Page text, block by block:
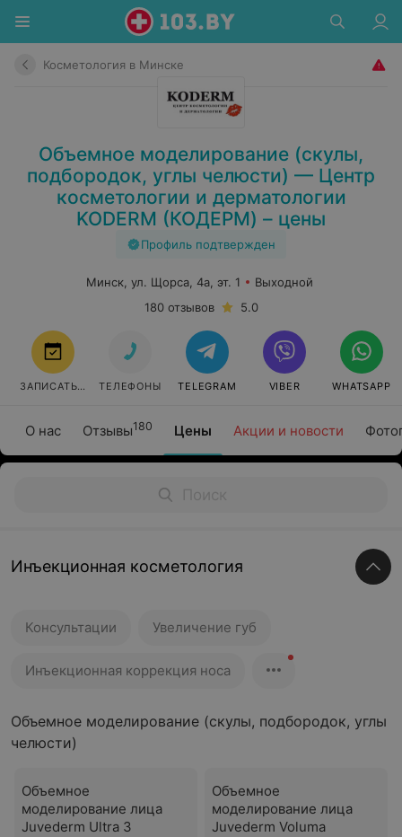
Косметология в Минске
Объемное моделирование (скулы,
подбородок, углы челюсти) — Центр
косметологии и дерматологии
KODERM (КОДЕРМ) – цены
Профиль подтвержден
О нас Отзывы180 Цены Акции и новости
Минск, ул. Щорса, 4а, эт. 1
Выходной
180 отзывов
5.0
ЗАПИСАТЬСЯ ТЕЛЕФОНЫ TELEGRAM VIBER WHATSAPP
Инъекционная косметология
Консультации Увеличение губ
Инъекционная коррекция носа
Объемное моделирование (скулы, подбородок, углы
челюсти)
Объемное
моделирование лица
Juvederm Ultra 3
Объемное
моделирование лица
Juvederm Voluma